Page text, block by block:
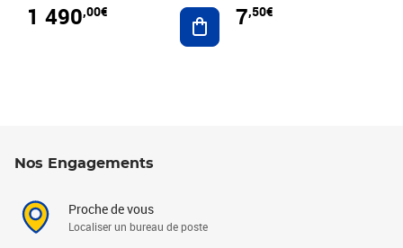
1 490,00€ Ajouter au panier
7,50€
Nos Engagements
Proche de vous
Localiser un bureau de poste